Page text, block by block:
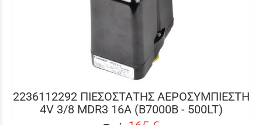
2236112292 ΠΙΕΣΟΣΤΑΤΗΣ ΑΕΡΟΣΥΜΠΙΕΣΤΗ
4V 3/8 MDR3 16A (B7000B - 500LT)